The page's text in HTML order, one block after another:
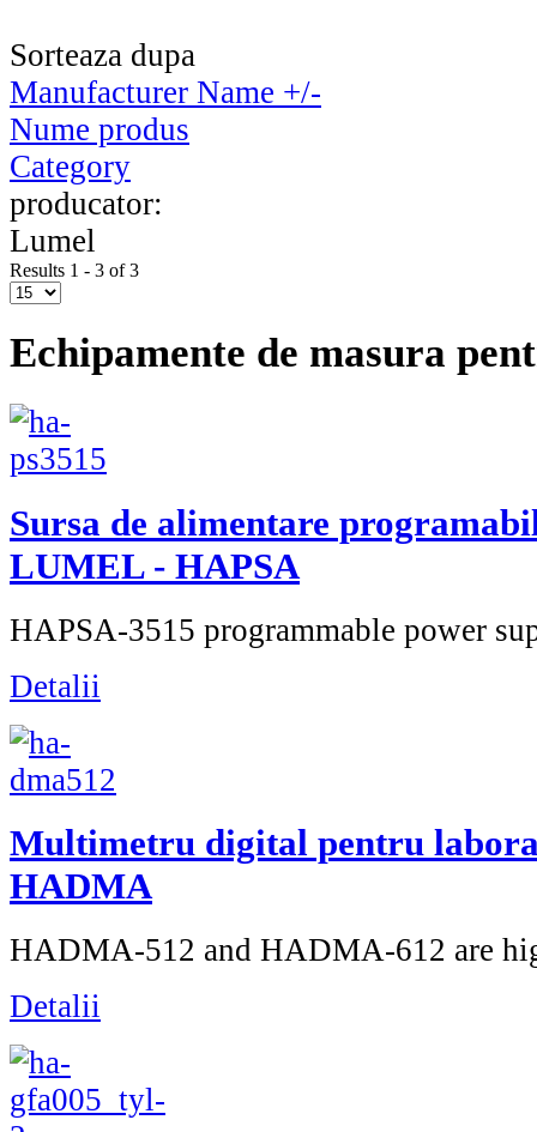
Sorteaza dupa
Manufacturer Name +/-
Nume produs
Category
producator:
Lumel
Results 1 - 3 of 3
Echipamente de masura
Sursa de alimentare
LUMEL - HAPSA
HAPSA-3515 programmable power
Detalii
Multimetru digital pentru
HADMA
HADMA-512 and HADMA-612 are
Detalii